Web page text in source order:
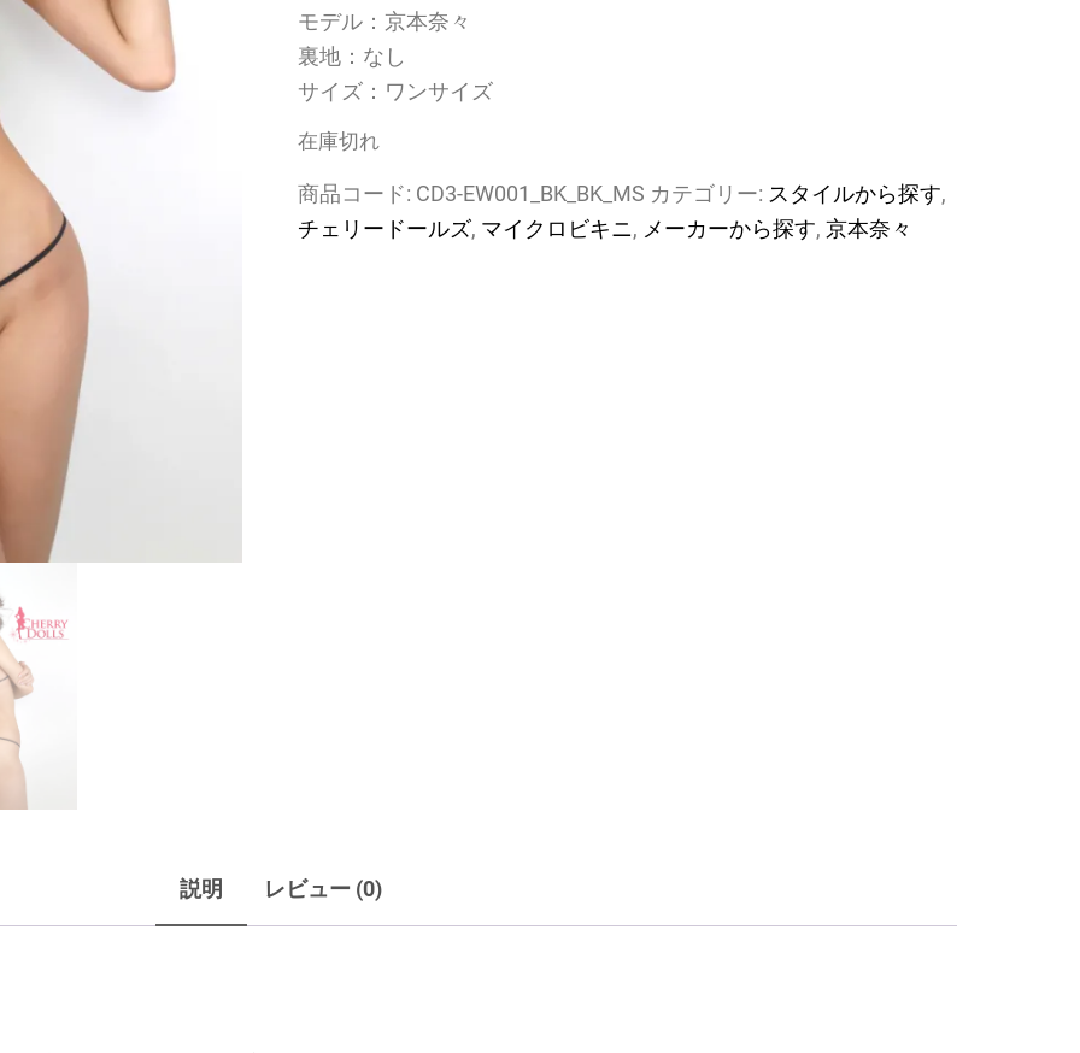
モデル：京本奈々
裏地：なし
サイズ：ワンサイズ
在庫切れ
商品コード: CD3-EW001_BK_BK_MS カテゴリー: スタイルから探す,
チェリードールズ, マイクロビキニ, メーカーから探す, 京本奈々
説明 レビュー (0)